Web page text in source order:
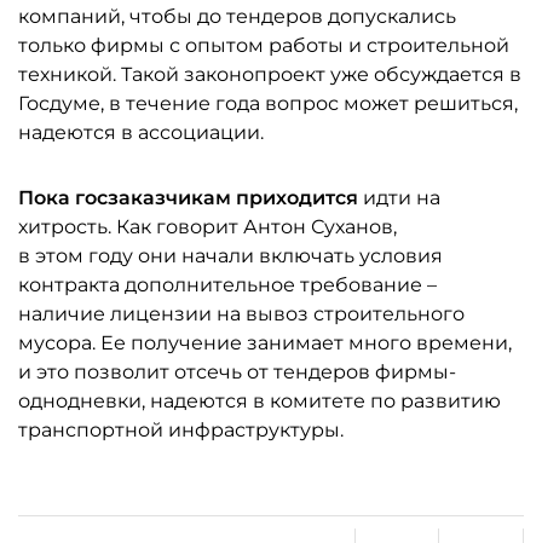
компаний, чтобы до тендеров допускались
только фирмы с опытом работы и строительной
техникой. Такой законопроект уже обсуждается в
Госдуме, в течение года вопрос может решиться,
надеются в ассоциации.
Пока госзаказчикам приходится идти на
хитрость. Как говорит Антон Суханов,
в этом году они начали включать условия
контракта дополнительное требование –
наличие лицензии на вывоз строительного
мусора. Ее получение занимает много времени,
и это позволит отсечь от тендеров фирмы-
однодневки, надеются в комитете по развитию
транспортной инфраструктуры.